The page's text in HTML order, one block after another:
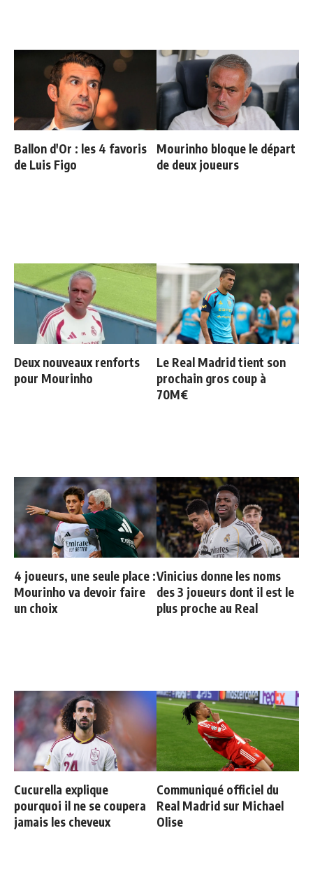
Ballon d'Or : les 4 favoris
de Luis Figo
Mourinho bloque le départ
de deux joueurs
Deux nouveaux renforts
pour Mourinho
Le Real Madrid tient son
prochain gros coup à
70M€
4 joueurs, une seule place :
Mourinho va devoir faire
un choix
Vinicius donne les noms
des 3 joueurs dont il est le
plus proche au Real
Cucurella explique
pourquoi il ne se coupera
jamais les cheveux
Communiqué officiel du
Real Madrid sur Michael
Olise